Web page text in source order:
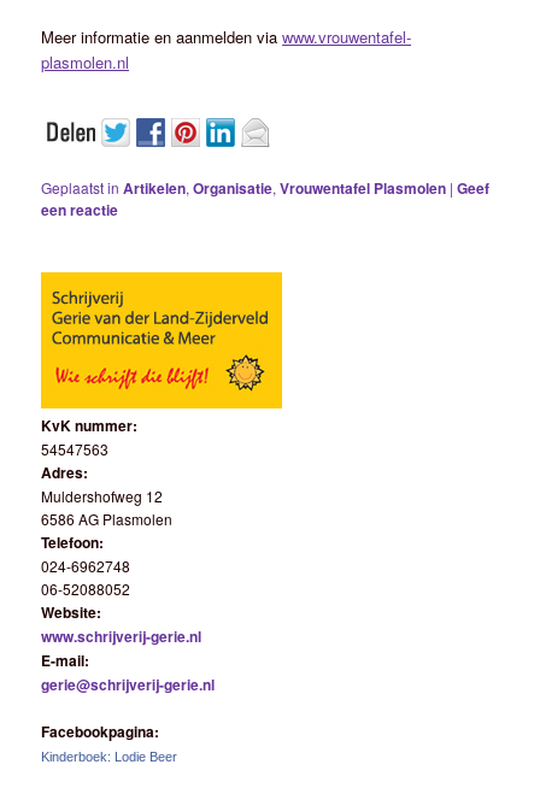
Meer informatie en aanmelden viawww.vrouwentafel-
plasmolen.nl
Geplaatst in Artikelen,Organisatie,Vrouwentafel Plasmolen |Geef
een reactie
KvK nummer:
54547563
Adres:
Muldershofweg 12
6586 AG Plasmolen
Telefoon:
024-6962748
06-52088052
Website:
www.schrijverij-gerie.nl
E-mail:
gerie@schrijverij-gerie.nl
Facebookpagina:
Kinderboek: Lodie Beer